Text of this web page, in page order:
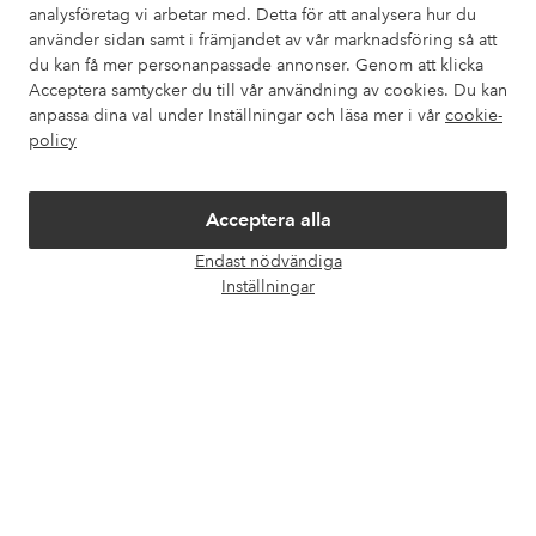
analysföretag vi arbetar med. Detta för att analysera hur du
använder sidan samt i främjandet av vår marknadsföring så att
du kan få mer personanpassade annonser. Genom att klicka
Acceptera samtycker du till vår användning av cookies. Du kan
anpassa dina val under Inställningar och läsa mer i vår cookie-
policy
Acceptera alla
Endast nödvändiga
Inställningar
Mina sidor
Om Ellos